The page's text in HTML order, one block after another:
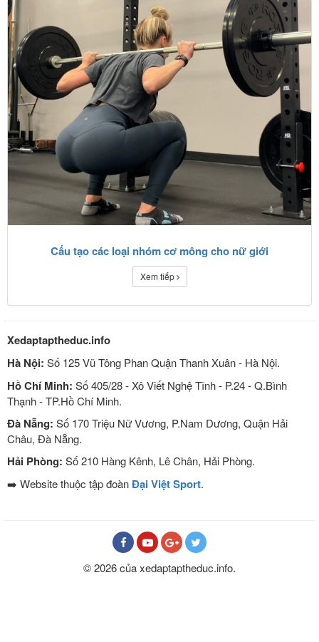
Cấu tạo các loại nhóm cơ mông cho nữ giới
Xem tiếp
Xedaptaptheduc.info
Hà Nội: Số 125 Vũ Tông Phan Quận Thanh Xuân - Hà Nội.
Hồ Chí Minh: Số 405/28 - Xô Viết Nghệ Tĩnh - P.24 - Q.Bình
Thạnh - TP.Hồ Chí Minh.
Đà Nẵng: Số 170 Triệu Nữ Vương, P.Nam Dương, Quận Hải
Châu, Đà Nẵng.
Hải Phòng: Số 210 Hàng Kênh, Lê Chân, Hải Phòng.
➡️ Website thuộc tập đoànĐại Việt Sport.
© 2026 của xedaptaptheduc.info.